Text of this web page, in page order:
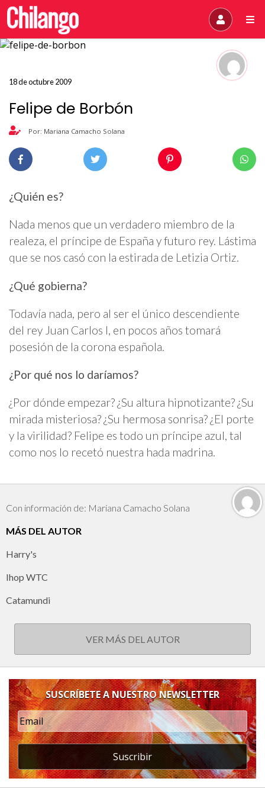
18 de octubre 2009
Felipe de Borbón
Por: Mariana Camacho Solana
¿Quién es?
Nada menos que un verdadero miembro de la
realeza, el príncipe de España y futuro rey. Lástima
que se nos casó con la estirada de Letizia Ortiz.
¿Qué gobierna?
Todavía nada, pero al ser el único descendiente
del rey Juan Carlos I, en pocos años tomará
posesión de la corona española.
¿Por qué nos lo daríamos?
¿Por dónde empezar? ¿Su altura hipnotizante? ¿Su
mirada misteriosa? ¿Su hermosa sonrisa? ¿El porte
y la virilidad? Felipe es todo un príncipe azul, tal
como nos lo recetó nuestra hada madrina.
Con información de: Mariana Camacho Solana
MÁS DEL AUTOR
Harry's
Ihop WTC
Catamundi
VER MÁS DEL AUTOR
SUSCRÍBETE A NUESTRO NEWSLETTER
Suscribir